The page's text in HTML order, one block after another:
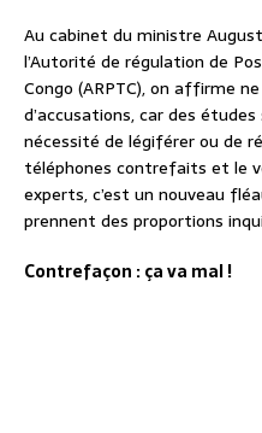
Au cabinet du ministre
l’Autorité de régulation de
Congo (ARPTC), on affirme
d’accusations, car des
nécessité de légiférer ou de
téléphones contrefaits et le
experts, c’est un nouveau
prennent des proportions
Contrefaçon : ça va mal !